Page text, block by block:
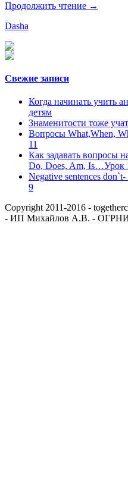
Продолжить чтение →
Dasha
Свежие записи
Когда начинать учить
детям
Знаменитости тоже
Вопросы What,When,
11
Как задавать вопросы
Do, Does, Am, Is…Урок
Negative sentences
9
Copyright 2011-2016 -
- ИП Михайлов А.В. -